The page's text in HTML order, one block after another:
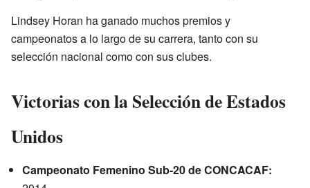
Lindsey Horan ha ganado muchos premios y
campeonatos a lo largo de su carrera, tanto con su
selección nacional como con sus clubes.
Victorias con la Selección de Estados
Unidos
Campeonato Femenino Sub-20 de CONCACAF: